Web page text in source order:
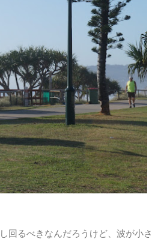
回るべきなんだろうけど、波が小さ